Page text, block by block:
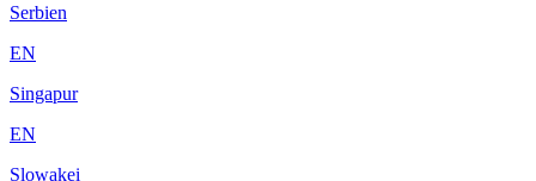
Serbien
EN
Singapur
EN
Slowakei